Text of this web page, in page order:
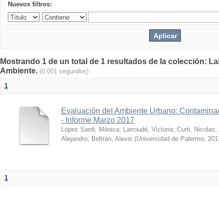
Nuevos filtros:
Mostrando 1 de un total de 1 resultados de la colección:
Ambiente. (0.001 segundos)
1
Evaluación del Ambiente Urbano:
- Informe Marzo 2017
López Sardi, Mónica; Larroudé, Victoria; Curti, Nicolas;
Alejandro; Beltrán, Alexis (Universidad de Palermo,
1